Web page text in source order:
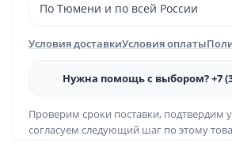
По Тюмени и по всей России
Условия доставкиУсловия оплаты
Нужна помощь с выбором? +7
Проверим сроки поставки, подтвердим
согласуем следующий шаг по этому